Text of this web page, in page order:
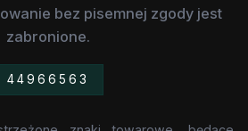
bez pisemnej zgody jest
zabronione.
44966563